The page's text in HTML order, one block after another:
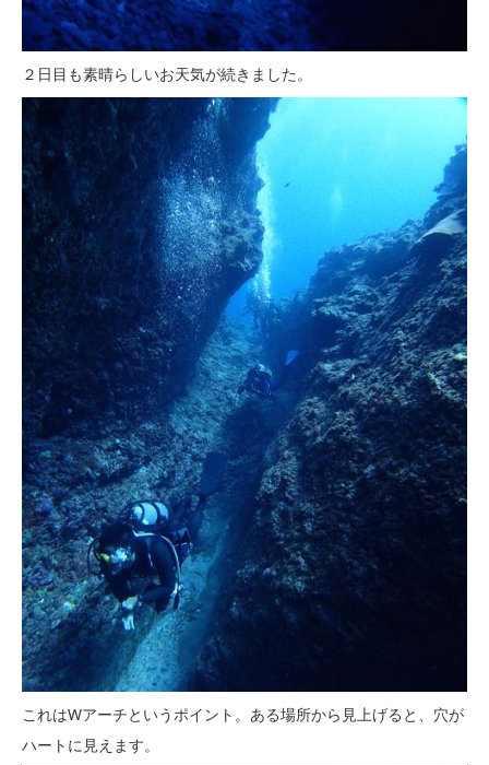
２日目も素晴らしいお天気が続きました。
これはWアーチというポイント。ある場所から見上げると、穴が
ハートに見えます。